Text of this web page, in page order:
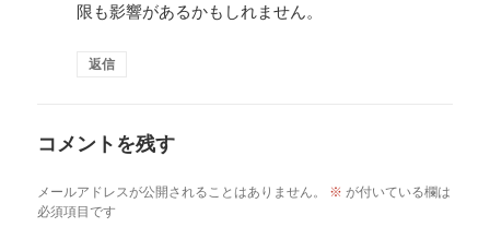
限も影響があるかもしれません。
返信
コメントを残す
メールアドレスが公開されることはありません。 ※ が付いている欄は
必須項目です